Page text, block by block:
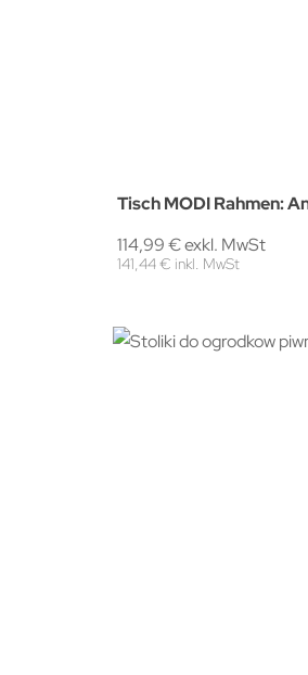
Tisch MODI Rahmen:
114,99 € exkl. MwSt
141,44 € inkl. MwSt